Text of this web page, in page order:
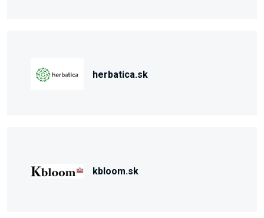
herbatica.sk
kbloom.sk